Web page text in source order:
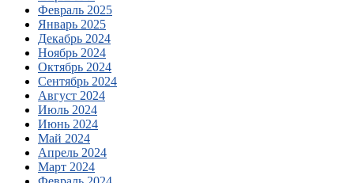
Февраль 2025
Январь 2025
Декабрь 2024
Ноябрь 2024
Октябрь 2024
Сентябрь 2024
Август 2024
Июль 2024
Июнь 2024
Май 2024
Апрель 2024
Март 2024